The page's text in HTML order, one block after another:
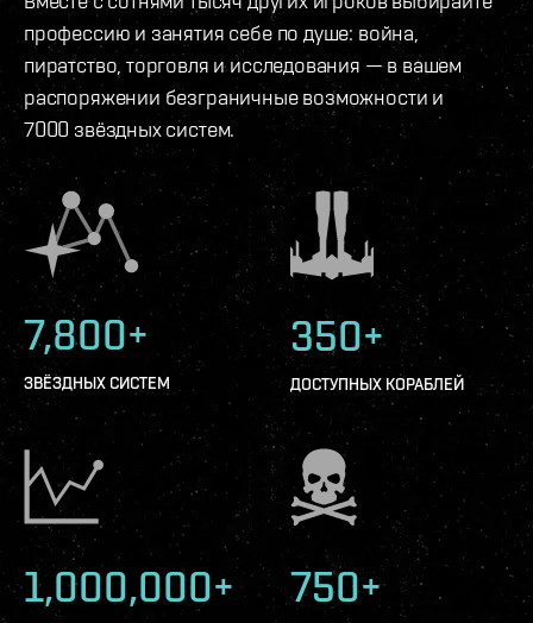
профессию и занятия себе по душе: война,
пиратство, торговля и исследования — в вашем
распоряжении безграничные возможности и
7000 звёздных систем.
7,800+
ЗВЁЗДНЫХ СИСТЕМ
350+
ДОСТУПНЫХ КОРАБЛЕЙ
1,000,000+ 750+